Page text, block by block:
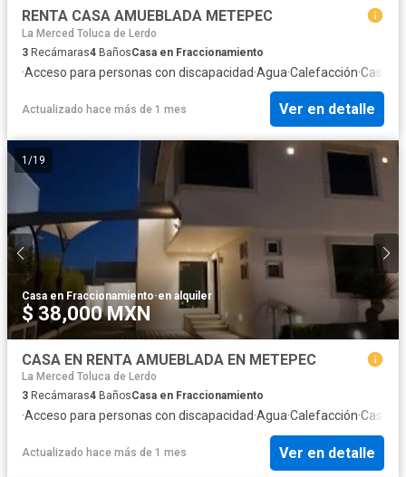
RENTA CASA AMUEBLADA METEPEC
La Merced Toluca de Lerdo
3 Recámaras4 BañosCasa en Fraccionamiento
·Acceso para personas con discapacidad·Agua·Calefacción·Caseta
Actualizado hace más de 1 mes Ver en detalle
1 /19
Casa en Fraccionamiento·en alquiler
$ 38,000 MXN
CASA EN RENTA AMUEBLADA EN METEPEC
La Merced Toluca de Lerdo
3 Recámaras4 BañosCasa en Fraccionamiento
·Acceso para personas con discapacidad·Agua·Calefacción·Caseta
Actualizado hace más de 1 mes Ver en detalle